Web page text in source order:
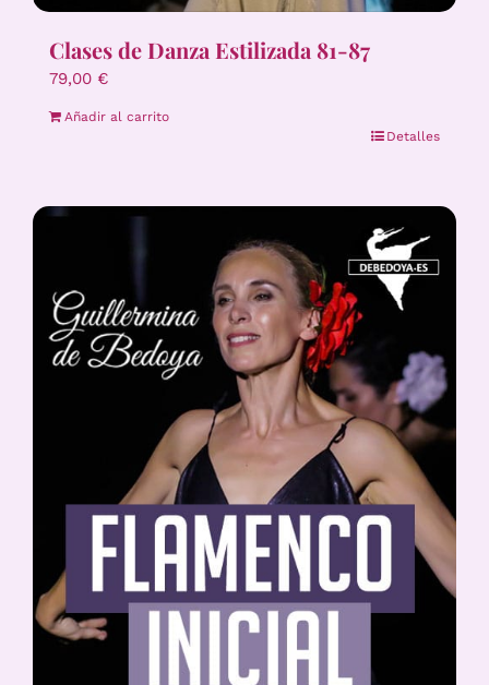
Clases de Danza Estilizada 81-87
79,00 €
Añadir al carrito
Detalles